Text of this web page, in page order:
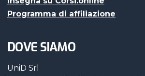
Programma di affiliazione
DOVE SIAMO
UniD Srl